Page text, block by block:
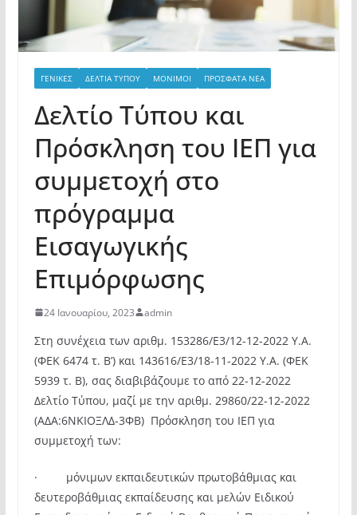
ΓΕΝΙΚΕΣ ΔΕΛΤΙΑ ΤΥΠΟΥ ΜΟΝΙΜΟΙ ΠΡΟΣΦΑΤΑ ΝΕΑ
Δελτίο Τύπου και
Πρόσκληση του ΙΕΠ για
συμμετοχή στο
πρόγραμμα
Εισαγωγικής
Επιμόρφωσης
24 Ιανουαρίου, 2023 admin
Στη συνέχεια των αριθμ. 153286/Ε3/12-12-2022 Υ.Α.
(ΦΕΚ 6474 τ. Β’) και 143616/Ε3/18-11-2022 Υ.Α. (ΦΕΚ
5939 τ. Β), σας διαβιβάζουμε το από 22-12-2022
Δελτίο Τύπου, μαζί με την αριθμ. 29860/22-12-2022
(ΑΔΑ:6ΝΚΙΟΞΛΔ-3ΦΒ) Πρόσκληση του ΙΕΠ για
συμμετοχή των:
· μόνιμων εκπαιδευτικών πρωτοβάθμιας και
δευτεροβάθμιας εκπαίδευσης και μελών Ειδικού